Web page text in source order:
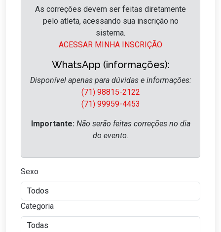
As correções devem ser feitas diretamente
pelo atleta, acessando sua inscrição no
sistema.
ACESSAR MINHA INSCRIÇÃO
WhatsApp (informações):
Disponível apenas para dúvidas e informações:
(71) 98815-2122
(71) 99959-4453
Importante: Não serão feitas correções no dia
do evento.
Sexo
Categoria